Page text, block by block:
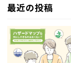
最近の投稿